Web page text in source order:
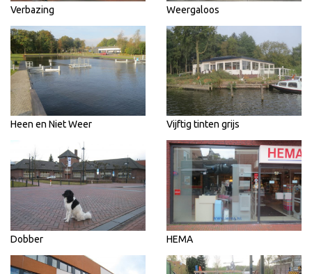
Verbazing Weergaloos
Heen en Niet Weer Vijftig tinten grijs
Dobber HEMA